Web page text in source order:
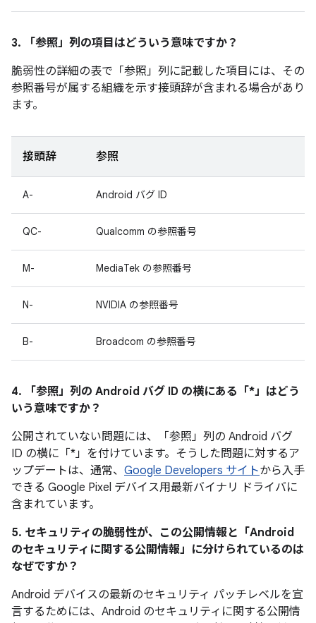
3. 「参照」 列の項目はどういう意味ですか？
脆弱性の詳細の表で「参照」列に記載した項目には、その
参照番号が属する組織を示す接頭辞が含まれる場合があり
ます。
接頭辞 参照
A- Android バグ ID
QC- Qualcomm の参照番号
M- MediaTek の参照番号
N- NVIDIA の参照番号
B- Broadcom の参照番号
4. 「参照」 列の Android バグ ID の横にある「*」はどう
いう意味ですか？
公開されていない問題には、「参照」 列の Android バグ
ID の横に「*」を付けています。そうした問題に対するア
ップデートは、通常、 Google Developers サイトから入手
できる Google Pixel デバイス用最新バイナリ ドライバに
含まれています。
5. セキュリティの脆弱性が、この公開情報と「Android
のセキュリティに関する公開情報」に分けられているのは
なぜですか？
Android デバイスの最新のセキュリティ パッチレベルを宣
言するためには、Android のセキュリティに関する公開情